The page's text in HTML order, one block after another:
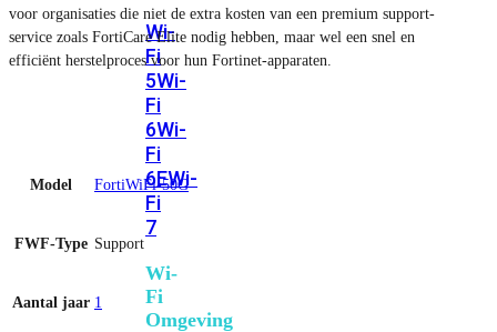
Wi-
Fi
5Wi-
Fi
6Wi-
Fi
6EWi-
Fi
7
Wi-
Fi
Omgeving
voor organisaties die niet de extra kosten van een premium support-
service zoals FortiCare Elite nodig hebben, maar wel een snel en
efficiënt herstelproces voor hun Fortinet-apparaten.
Model FortiWiFi-50G
FWF-Type Support
Aantal jaar 1